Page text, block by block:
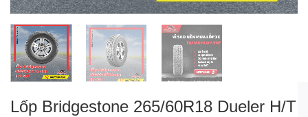
Lốp Bridgestone 265/60R18 Dueler H/T